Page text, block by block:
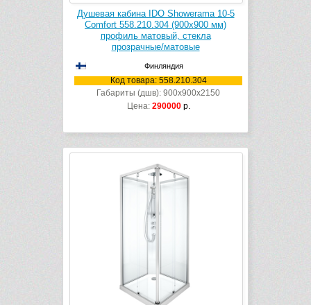
Душевая кабина IDO Showerama 10-5
Comfort 558.210.304 (900х900 мм)
профиль матовый, стекла
прозрачные/матовые
Финляндия
Код товара: 558.210.304
Габариты (дшв): 900x900x2150
Цена: 290000р.